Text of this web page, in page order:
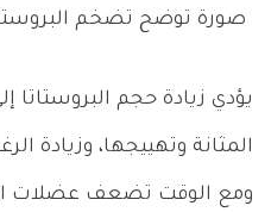
صورة توضح تضخم
يؤدي زيادة حجم
المثانة وتهييجها، وزيادة
ومع الوقت تضعف عضلات